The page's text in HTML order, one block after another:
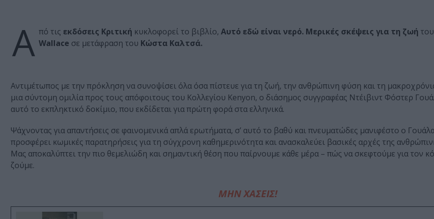
Α πό τις εκδόσεις Κριτική κυκλοφορεί το βιβλίο, Αυτό εδώ είναι νερό. Μερικές σκέψεις για τη ζωή του
Wallace σε μετάφραση του Κώστα Καλτσά.
Αντιμέτωπος με την πρόκληση να συνοψίσει όλα όσα πίστευε για τη ζωή, την ανθρώπινη φύση και τη
μια σύντομη ομιλία προς τους απόφοιτους του Κολλεγίου Kenyon, ο διάσημος συγγραφέας Ντέιβιντ Φόστερ
αυτό το εκπληκτικό δοκίμιο, που εκδίδεται για πρώτη φορά στα ελληνικά.
Ψάχνοντας για απαντήσεις σε φαινομενικά απλά ερωτήματα, σ’ αυτό το βαθύ και πνευματώδες μανιφέστο ο
προσφέρει κωμικές παρατηρήσεις για τη σύγχρονη καθημερινότητα και ανασκαλεύει βασικές αρχές της
Μας αποκαλύπτει την πιο θεμελιώδη και σημαντική θέση που παίρνουμε κάθε μέρα – πώς να σκεφτούμε για τον
ζούμε.
ΜΗΝ ΧΑΣΕΙΣ!